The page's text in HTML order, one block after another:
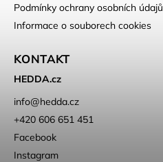
Podmínky ochrany osobních údajů
Informace o souborech cookies
KONTAKT
HEDDA.cz
info@hedda.cz
+420 606 651 451
Facebook
Instagram